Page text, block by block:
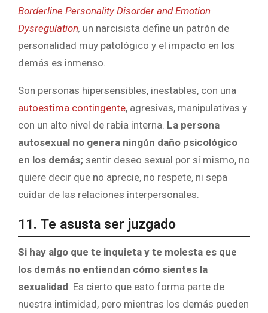
Borderline Personality Disorder and Emotion
Dysregulation, un narcisista define un patrón de
personalidad muy patológico y el impacto en los
demás es inmenso.
Son personas hipersensibles, inestables, con una
autoestima contingente, agresivas, manipulativas y
con un alto nivel de rabia interna. La persona
autosexual no genera ningún daño psicológico
en los demás; sentir deseo sexual por sí mismo, no
quiere decir que no aprecie, no respete, ni sepa
cuidar de las relaciones interpersonales.
11. Te asusta ser juzgado
Si hay algo que te inquieta y te molesta es que
los demás no entiendan cómo sientes la
sexualidad. Es cierto que esto forma parte de
nuestra intimidad, pero mientras los demás pueden